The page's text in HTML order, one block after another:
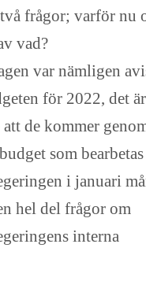
frågor; varför nu
vad?
var nämligen
för 2022, det är
de kommer
som
i januari
hel del frågor om
interna